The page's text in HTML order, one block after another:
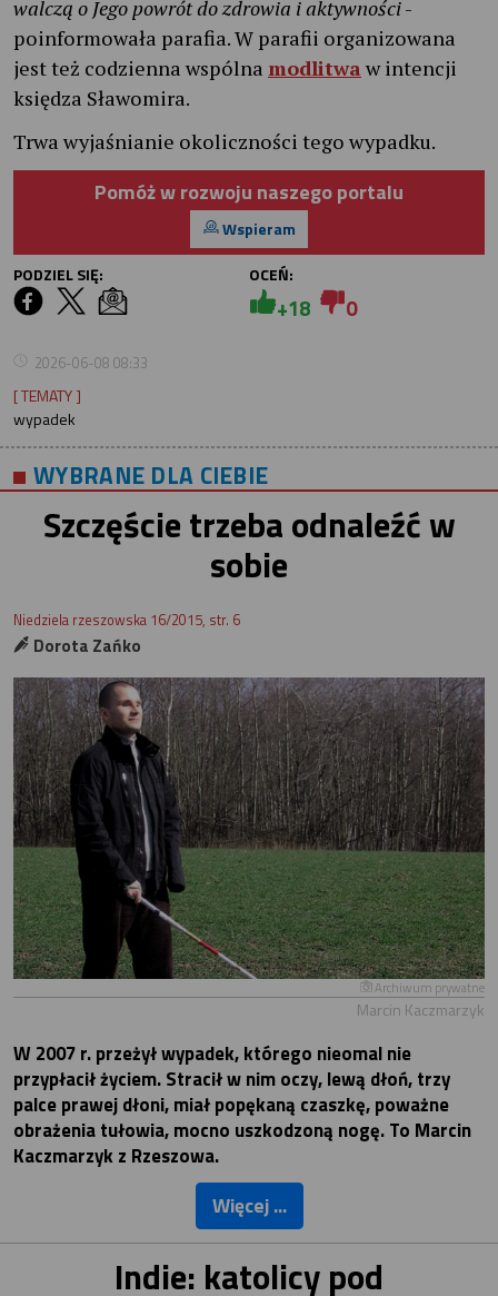
walczą o Jego powrót do zdrowia i aktywności-
poinformowała parafia. W parafii organizowana
jest też codzienna wspólna modlitwa w intencji
księdza Sławomira.
Trwa wyjaśnianie okoliczności tego wypadku.
Pomóż w rozwoju naszego portalu
Wspieram
PODZIEL SIĘ:
OCEŃ:
+18 0
2026-06-08 08:33
[ TEMATY ]
wypadek
WYBRANE DLA CIEBIE
Szczęście trzeba odnaleźć w
sobie
Niedziela rzeszowska 16/2015, str. 6
Dorota Zańko
Archiwum prywatne
Marcin Kaczmarzyk
W 2007 r. przeżył wypadek, którego nieomal nie
przypłacił życiem. Stracił w nim oczy, lewą dłoń, trzy
palce prawej dłoni, miał popękaną czaszkę, poważne
obrażenia tułowia, mocno uszkodzoną nogę. To Marcin
Kaczmarzyk z Rzeszowa.
Więcej ...
Indie: katolicy pod